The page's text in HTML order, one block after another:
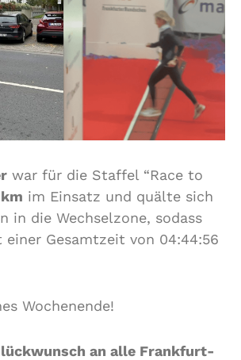
war für die Staffel “Race to
im Einsatz und quälte sich
in die Wechselzone, sodass
Gesamtzeit von 04:44:56
Wochenende!
an alle Frankfurt-